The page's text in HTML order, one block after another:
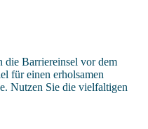
die Barriereinsel vor dem
für einen erholsamen
Nutzen Sie die vielfaltigen